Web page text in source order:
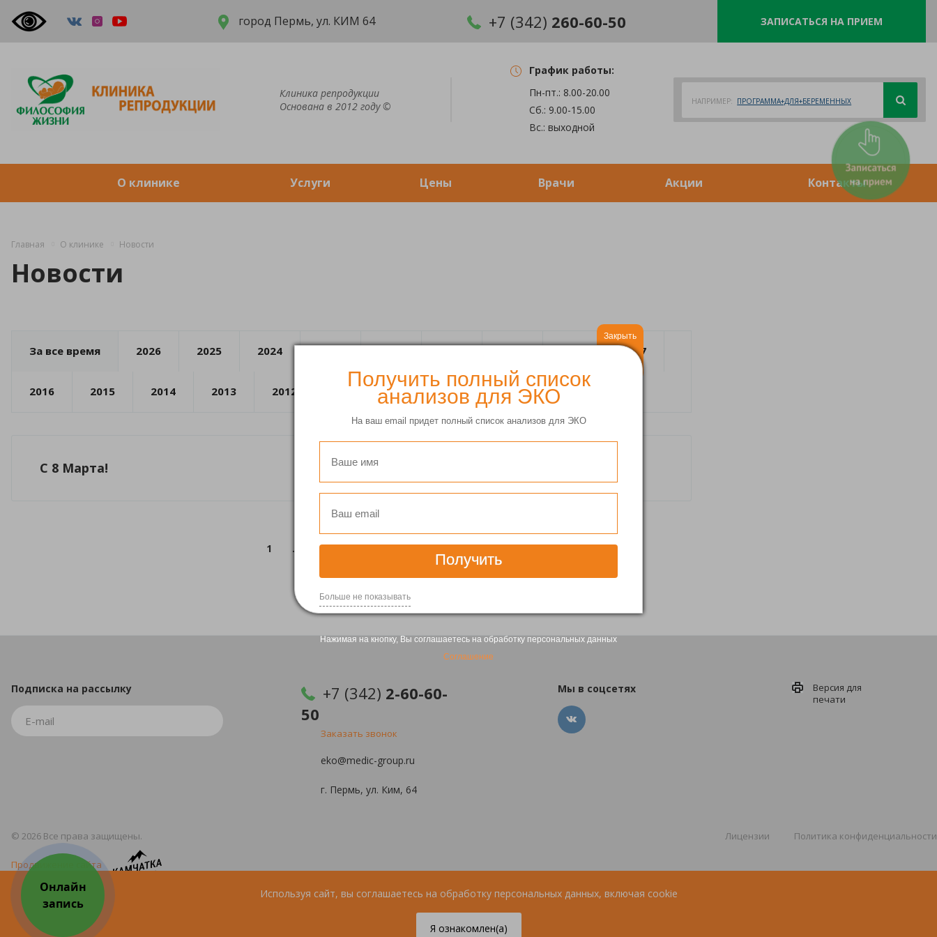
Получить полный список
анализов для ЭКО
На ваш email придет полный список анализов для ЭКО
Получить
Больше не показывать
Закрыть
Нажимая на кнопку, Вы соглашаетесь на обработку персональных данных
Соглашение
Используя сайт, вы соглашаетесь на обработку персональных данных, включая cookie
Я ознакомлен(а)
город Пермь, ул. КИМ 64 +7 (342) 260-60-50 ЗАПИСАТЬСЯ НА ПРИЕМ
Клиника репродукции
Основана в 2012 году ©
График работы:
Пн-пт.: 8.00-20.00
Сб.: 9.00-15.00
Вс.: выходной
НАПРИМЕР: ПРОГРАММА+ДЛЯ+БЕРЕМЕННЫХ
О клинике Услуги Цены Врачи Акции Контакты
Главная О клинике Новости
Новости
За все время 2026 2025 2024 2017
2016 2015 2014 2013 2012
C 8 Марта!
1 ... 16 17 18 19 20
Подписка на рассылку +7 (342) 2-60-60-
50
Заказать звонок
eko@medic-group.ru
г. Пермь, ул. Ким, 64
Мы в соцсетях
Версия для
печати
© 2026 Все права защищены.
Продвижение сайта
Лицензии Политика конфиденциальности